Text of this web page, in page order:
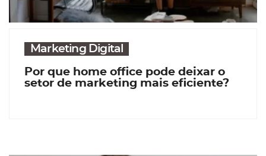
Marketing Digital
Por que home office pode deixar o
setor de marketing mais eficiente?